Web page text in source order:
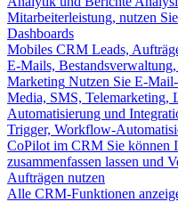
Mitarbeiterleistung, nutzen
Dashboards
Mobiles CRM Leads,
E-Mails,
Marketing Nutzen Sie E-
Media, SMS, Telemarketing,
Automatisierung und
Trigger, Workflow-
CoPilot im CRM Sie können
zusammenfassen lassen und
Aufträgen nutzen
Alle CRM-Funktionen